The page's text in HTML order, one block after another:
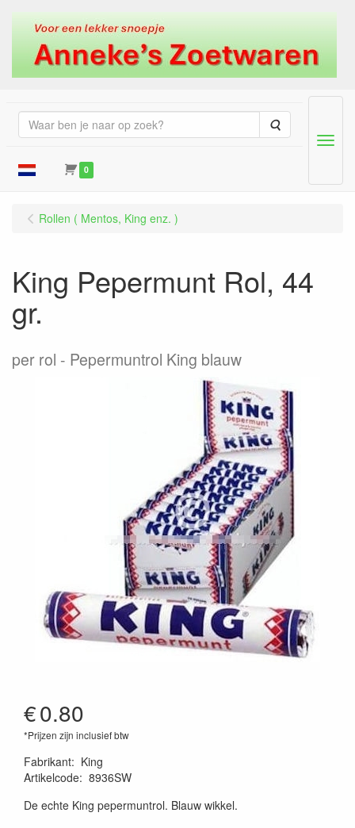
Zoeken
0
Menu
Rollen ( Mentos, King enz. )
King Pepermunt Rol, 44
gr.
per rol Pepermuntrol King blauw
€0.80
*Prijzen zijn inclusief btw
Fabrikant: King
Artikelcode: 8936SW
De echte King pepermuntrol. Blauw wikkel.